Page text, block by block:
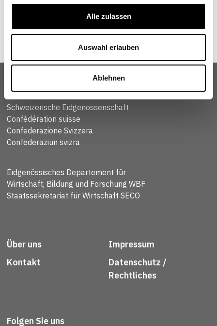
Alle zulassen
Auswahl erlauben
Ablehnen
Schweizerische Eidgenossenschaft
Confédération suisse
Confederazione Svizzera
Confederaziun svizra
Eidgenössisches Departement für
Wirtschaft, Bildung und Forschung WBF
Staatssekretariat für Wirtschaft SECO
Über uns
Kontakt
Impressum
Datenschutz /
Rechtliches
Folgen Sie uns